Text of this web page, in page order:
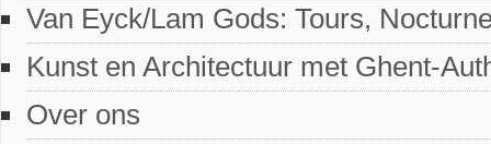
Van Eyck/Lam Gods: Tours,
Kunst en Architectuur met Ghent-
Over ons